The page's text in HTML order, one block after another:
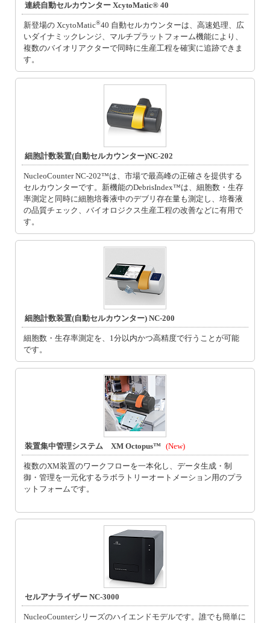
連続自動セルカウンター XcytoMatic® 40
新登場の XcytoMatic®40 自動セルカウンターは、高速処理、広
いダイナミックレンジ、マルチプラットフォーム機能により、
複数のバイオリアクターで同時に生産工程を確実に追跡できま
す。
細胞計数装置(自動セルカウンター)NC-202
NucleoCounter NC-202™は、市場で最高峰の正確さを提供する
セルカウンターです。新機能のDebrisIndex™は、細胞数・生存
率測定と同時に細胞培養液中のデブリ存在量も測定し、培養液
の品質チェック、バイオロジクス生産工程の改善などに有用で
す。
細胞計数装置(自動セルカウンター) NC-200
細胞数・生存率測定を、1分以内かつ高精度で行うことが可能
です。
装置集中管理システム XM Octopus™ (New)
複数のXM装置のワークフローを一本化し、データ生成・制
御・管理を一元化するラボラトリーオートメーション用のプラ
ットフォームです。
セルアナライザー NC-3000
NucleoCounterシリーズのハイエンドモデルです。誰でも簡単に